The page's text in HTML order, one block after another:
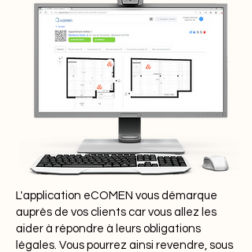
L'application eCOMEN vous démarque
auprès de vos clients car vous allez les
aider à répondre à leurs obligations
légales. Vous pourrez ainsi revendre, sous